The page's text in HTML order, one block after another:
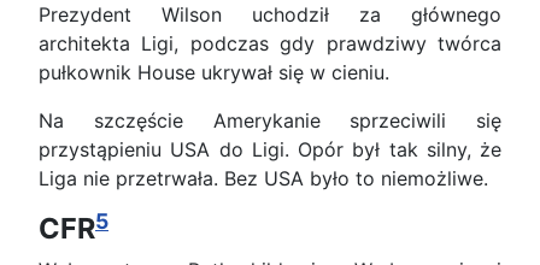
Prezydent Wilson uchodził za głównego
architekta Ligi, podczas gdy prawdziwy twórca
pułkownik House ukrywał się w cieniu.
Na szczęście Amerykanie sprzeciwili się
przystąpieniu USA do Ligi. Opór był tak silny, że
Liga nie przetrwała. Bez USA było to niemożliwe.
CFR5